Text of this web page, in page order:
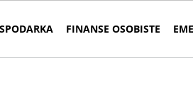
FINANSE OSOBISTE